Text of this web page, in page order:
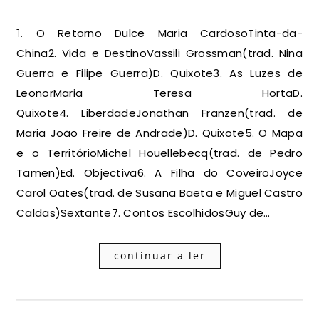
1. O Retorno Dulce Maria CardosoTinta-da-
China2. Vida e DestinoVassili Grossman(trad. Nina
Guerra e Filipe Guerra)D. Quixote3. As Luzes de
LeonorMaria Teresa HortaD.
Quixote4. LiberdadeJonathan Franzen(trad. de
Maria João Freire de Andrade)D. Quixote5. O Mapa
e o TerritórioMichel Houellebecq(trad. de Pedro
Tamen)Ed. Objectiva6. A Filha do CoveiroJoyce
Carol Oates(trad. de Susana Baeta e Miguel Castro
Caldas)Sextante7. Contos EscolhidosGuy de…
continuar a ler